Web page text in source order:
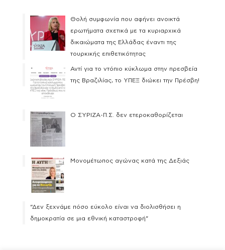
Θολή συμφωνία που αφήνει ανοικτά
ερωτήματα σχετικά με τα κυριαρχικά
δικαιώματα της Ελλάδας έναντι της
τουρκικής επιθετικότητας
Αντί για το ντόπιο κύκλωμα στην πρεσβεία
της Βραζιλίας, το ΥΠΕΞ διώκει την Πρέσβη!
Ο ΣΥΡΙΖΑ-Π.Σ. δεν ετεροκαθορίζεται
Μονομέτωπος αγώνας κατά της Δεξιάς
“Δεν ξεχνάμε πόσο εύκολο είναι να διολισθήσει η
δημοκρατία σε μια εθνική καταστροφή”